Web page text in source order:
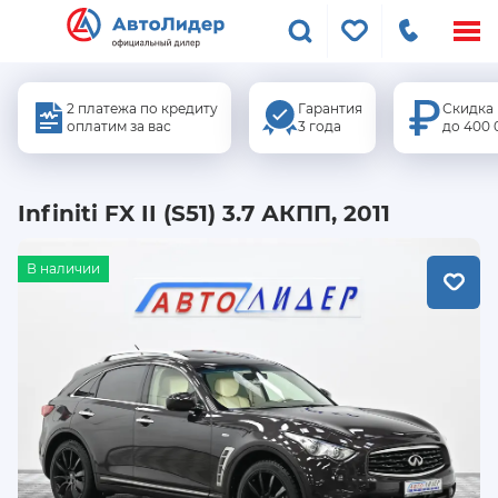
2 платежа по кредиту
оплатим за вас
Гарантия
3 года
Скидка
до 400
Infiniti FX II (S51) 3.7 АКПП, 2011
В наличии